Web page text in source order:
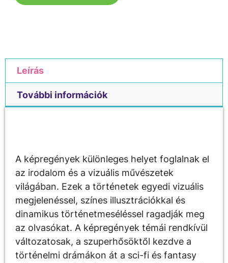
Leírás
További információk
A képregények különleges helyet foglalnak el
az irodalom és a vizuális művészetek
világában. Ezek a történetek egyedi vizuális
megjelenéssel, színes illusztrációkkal és
dinamikus történetmeséléssel ragadják meg
az olvasókat. A képregények témái rendkívül
változatosak, a szuperhősöktől kezdve a
történelmi drámákon át a sci-fi és fantasy